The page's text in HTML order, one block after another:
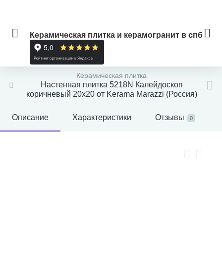
Керамическая плитка и керамогранит в спб
Керамическая плитка
Настенная плитка 5218N Калейдоскоп
коричневый 20x20 от Kerama Marazzi (Россия)
Описание Характеристики Отзывы 0